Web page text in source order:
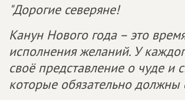
"Дорогие северяне!
Канун Нового года – это
исполнения желаний. У
своё представление о чуде и
которые обязательно должны